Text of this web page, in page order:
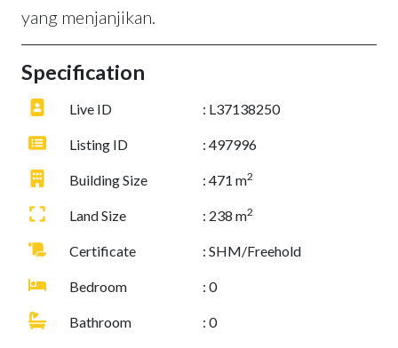
yang menjanjikan.
Specification
Live ID : L37138250
Listing ID : 497996
Building Size : 471 m2
Land Size : 238 m2
Certificate : SHM/Freehold
Bedroom : 0
Bathroom : 0